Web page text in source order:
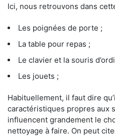
Ici, nous retrouvons dans
Les poignées de porte ;
La table pour repas ;
Le clavier et la souris
Les jouets ;
Habituellement, il faut dire
caractéristiques propres aux
influencent grandement le
nettoyage à faire. On peut